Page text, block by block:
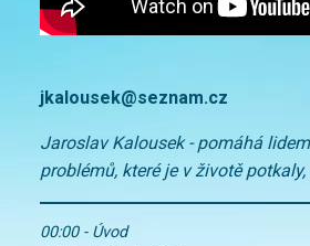
jkalousek@seznam.cz
Jaroslav Kalousek - pomáhá
problémů, které je v životě
00:00 - Úvod